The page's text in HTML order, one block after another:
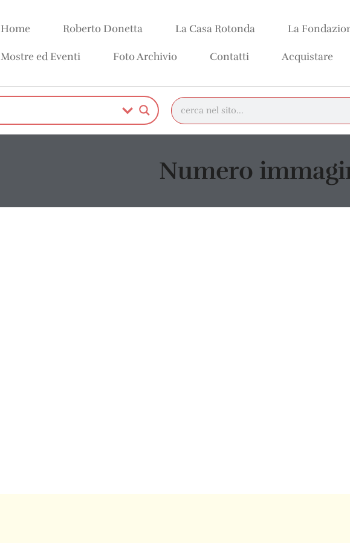
Home Roberto Donetta La Casa Rotonda La
Mostre ed Eventi Foto Archivio Contatti Acquistare
Numero